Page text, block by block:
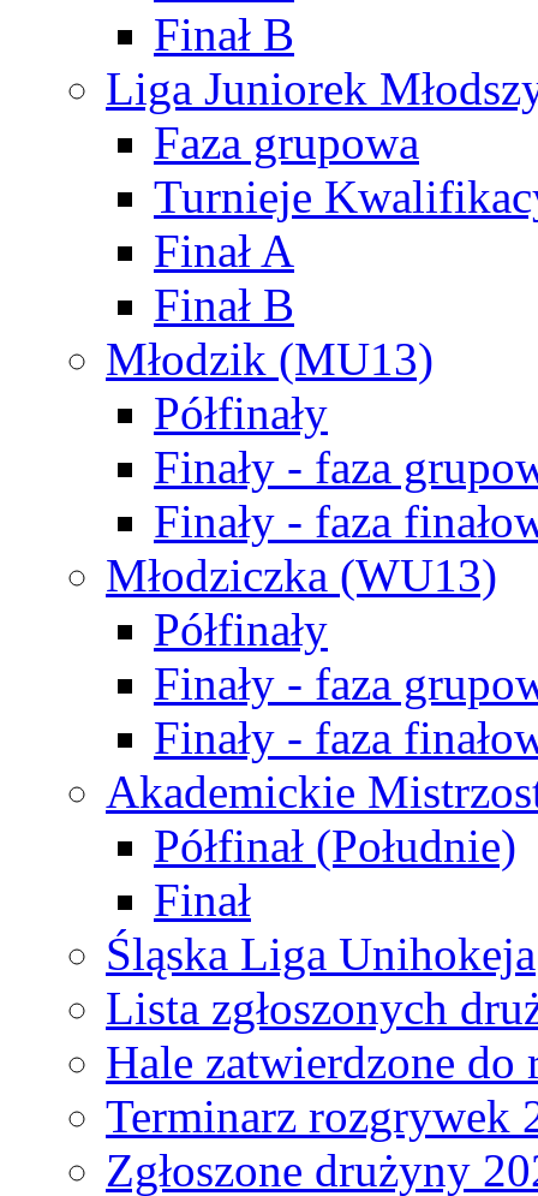
Finał B
Liga Juniorek
Faza grupowa
Turnieje
Finał A
Finał B
Młodzik (MU13)
Półfinały
Finały - faza
Finały - faza
Młodziczka (WU13)
Półfinały
Finały - faza
Finały - faza
Akademickie
Półfinał (Południe)
Finał
Śląska Liga Unihokeja
Lista zgłoszonych
Hale zatwierdzone do
Terminarz rozgrywek
Zgłoszone drużyny